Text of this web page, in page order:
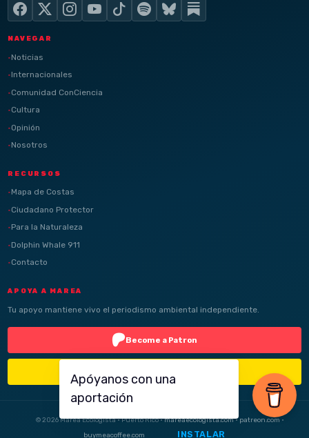
NAVEGAR
Noticias
Internacionales
Comunidad ConCiencia
Cultura
Opinión
Nosotros
RECURSOS
Mapa de Costas
Ciudadano Protector
Para la Naturaleza
Dolphin Whale 911
Contacto
APOYA A MAREA
Tu apoyo mantiene vivo el periodismo ambiental independiente.
Become a Patron
© 2026 Marea Ecologista · Puerto Rico ·mareaecologista.com·patreon.com ·
buymeacoffee.com
INSTALAR
aportación